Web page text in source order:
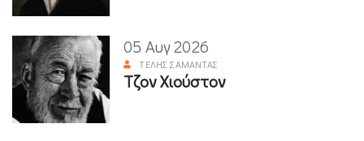
05 Αυγ 2026
ΤΈΛΗΣ ΣΑΜΑΝΤΆΣ
Τζον Χιούστον